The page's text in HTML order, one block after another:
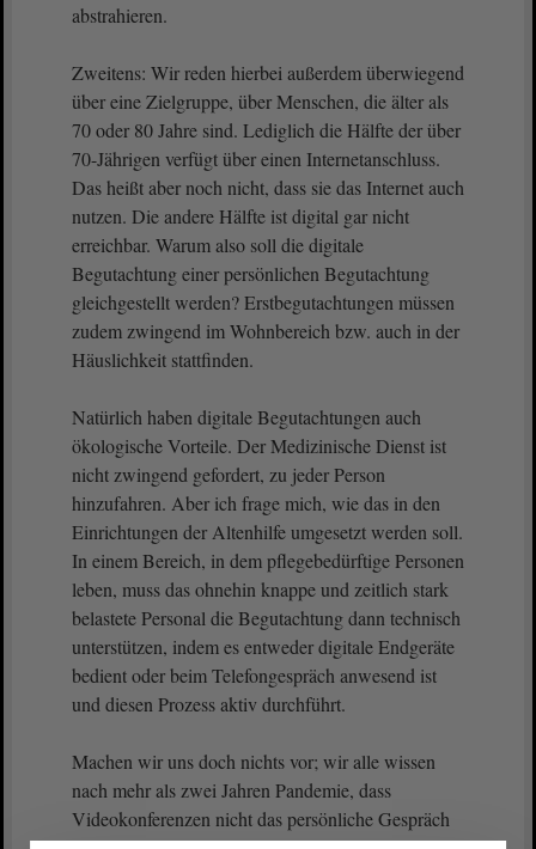
abstrahieren.
Zweitens: Wir reden hierbei außerdem überwiegend
über eine Zielgruppe, über Menschen, die älter als
70 oder 80 Jahre sind. Lediglich die Hälfte der über
70-Jährigen verfügt über einen Internetanschluss.
Das heißt aber noch nicht, dass sie das Internet auch
nutzen. Die andere Hälfte ist digital gar nicht
erreichbar. Warum also soll die digitale
Begutachtung einer persönlichen Begutachtung
gleichgestellt werden? Erstbegutachtungen müssen
zudem zwingend im Wohnbereich bzw. auch in der
Häuslichkeit stattfinden.
Natürlich haben digitale Begutachtungen auch
ökologische Vorteile. Der Medizinische Dienst ist
nicht zwingend gefordert, zu jeder Person
hinzufahren. Aber ich frage mich, wie das in den
Einrichtungen der Altenhilfe umgesetzt werden soll.
In einem Bereich, in dem pflegebedürftige Personen
leben, muss das ohnehin knappe und zeitlich stark
belastete Personal die Begutachtung dann technisch
unterstützen, indem es entweder digitale Endgeräte
bedient oder beim Telefongespräch anwesend ist
und diesen Prozess aktiv durchführt.
Machen wir uns doch nichts vor; wir alle wissen
nach mehr als zwei Jahren Pandemie, dass
Videokonferenzen nicht das persönliche Gespräch